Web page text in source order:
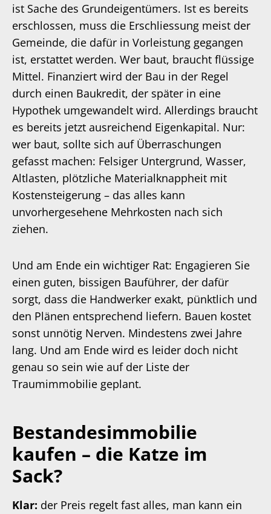
ist Sache des Grundeigentümers. Ist es bereits
erschlossen, muss die Erschliessung meist der
Gemeinde, die dafür in Vorleistung gegangen
ist, erstattet werden. Wer baut, braucht flüssige
Mittel. Finanziert wird der Bau in der Regel
durch einen Baukredit, der später in eine
Hypothek umgewandelt wird. Allerdings braucht
es bereits jetzt ausreichend Eigenkapital. Nur:
wer baut, sollte sich auf Überraschungen
gefasst machen: Felsiger Untergrund, Wasser,
Altlasten, plötzliche Materialknappheit mit
Kostensteigerung – das alles kann
unvorhergesehene Mehrkosten nach sich
ziehen.
Und am Ende ein wichtiger Rat: Engagieren Sie
einen guten, bissigen Bauführer, der dafür
sorgt, dass die Handwerker exakt, pünktlich und
den Plänen entsprechend liefern. Bauen kostet
sonst unnötig Nerven. Mindestens zwei Jahre
lang. Und am Ende wird es leider doch nicht
genau so sein wie auf der Liste der
Traumimmobilie geplant.
Bestandesimmobilie
kaufen – die Katze im
Sack?
Klar: der Preis regelt fast alles, man kann ein